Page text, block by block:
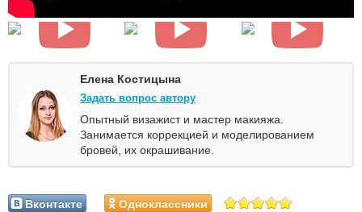
Елена Костицына
Задать вопрос автору
Опытный визажист и мастер макияжа.
Занимается коррекцией и моделированием
бровей, их окрашивание.
Вконтакте Одноклассники